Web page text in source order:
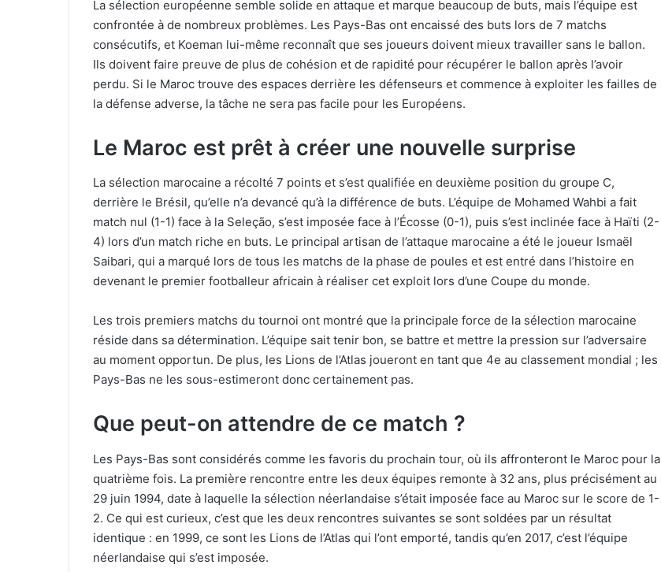
La sélection européenne semble solide en attaque et marque beaucoup de buts, mais l’équipe est
confrontée à de nombreux problèmes. Les Pays-Bas ont encaissé des buts lors de 7 matchs
consécutifs, et Koeman lui-même reconnaît que ses joueurs doivent mieux travailler sans le ballon.
Ils doivent faire preuve de plus de cohésion et de rapidité pour récupérer le ballon après l’avoir
perdu. Si le Maroc trouve des espaces derrière les défenseurs et commence à exploiter les failles de
la défense adverse, la tâche ne sera pas facile pour les Européens.
Le Maroc est prêt à créer une nouvelle surprise
La sélection marocaine a récolté 7 points et s’est qualifiée en deuxième position du groupe C,
derrière le Brésil, qu’elle n’a devancé qu’à la différence de buts. L’équipe de Mohamed Wahbi a fait
match nul (1-1) face à la Seleção, s’est imposée face à l’Écosse (0-1), puis s’est inclinée face à Haïti (2-
4) lors d’un match riche en buts. Le principal artisan de l’attaque marocaine a été le joueur Ismaël
Saibari, qui a marqué lors de tous les matchs de la phase de poules et est entré dans l’histoire en
devenant le premier footballeur africain à réaliser cet exploit lors d’une Coupe du monde.
Les trois premiers matchs du tournoi ont montré que la principale force de la sélection marocaine
réside dans sa détermination. L’équipe sait tenir bon, se battre et mettre la pression sur l’adversaire
au moment opportun. De plus, les Lions de l’Atlas joueront en tant que 4e au classement mondial ; les
Pays-Bas ne les sous-estimeront donc certainement pas.
Que peut-on attendre de ce match ?
Les Pays-Bas sont considérés comme les favoris du prochain tour, où ils affronteront le Maroc pour la
quatrième fois. La première rencontre entre les deux équipes remonte à 32 ans, plus précisément au
29 juin 1994, date à laquelle la sélection néerlandaise s’était imposée face au Maroc sur le score de 1-
2. Ce qui est curieux, c’est que les deux rencontres suivantes se sont soldées par un résultat
identique : en 1999, ce sont les Lions de l’Atlas qui l’ont emporté, tandis qu’en 2017, c’est l’équipe
néerlandaise qui s’est imposée.